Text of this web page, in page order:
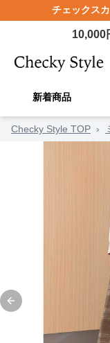
チェックス
10,000
新着商品
Checky Style TOP ›
Previous slide